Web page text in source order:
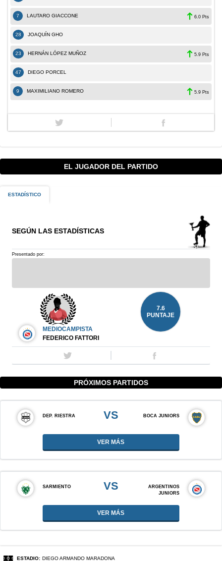
7 LAUTARO GIACCONE 6.0 Pts
28 JOAQUÍN GHO
23 HERNÁN LÓPEZ MUÑOZ 5.9 Pts
47 DIEGO PORCEL
9 MAXIMILIANO ROMERO 5.9 Pts
EL JUGADOR DEL PARTIDO
ESTADÍSTICO
SEGÚN LAS ESTADÍSTICAS
Presentado por:
MEDIOCAMPISTA
FEDERICO FATTORI
7.6
PUNTAJE
PRÓXIMOS PARTIDOS
DEP. RIESTRA VS BOCA JUNIORS
VER MÁS
SARMIENTO VS
ARGENTINOS
JUNIORS
VER MÁS
ESTADIO: DIEGO ARMANDO MARADONA